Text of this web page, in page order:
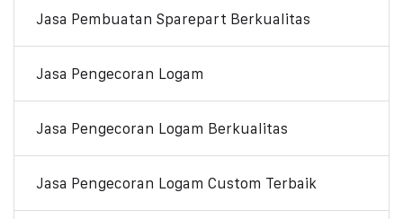
Jasa Pembuatan Sparepart Berkualitas
Jasa Pengecoran Logam
Jasa Pengecoran Logam Berkualitas
Jasa Pengecoran Logam Custom Terbaik